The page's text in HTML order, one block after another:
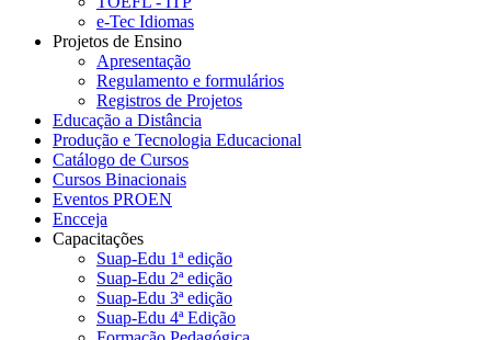
e-Tec Idiomas
Projetos de Ensino
Apresentação
Regulamento e formulários
Registros de Projetos
Educação a Distância
Produção e Tecnologia Educacional
Catálogo de Cursos
Cursos Binacionais
Eventos PROEN
Encceja
Capacitações
Suap-Edu 1ª edição
Suap-Edu 2ª edição
Suap-Edu 3ª edição
Suap-Edu 4ª Edição